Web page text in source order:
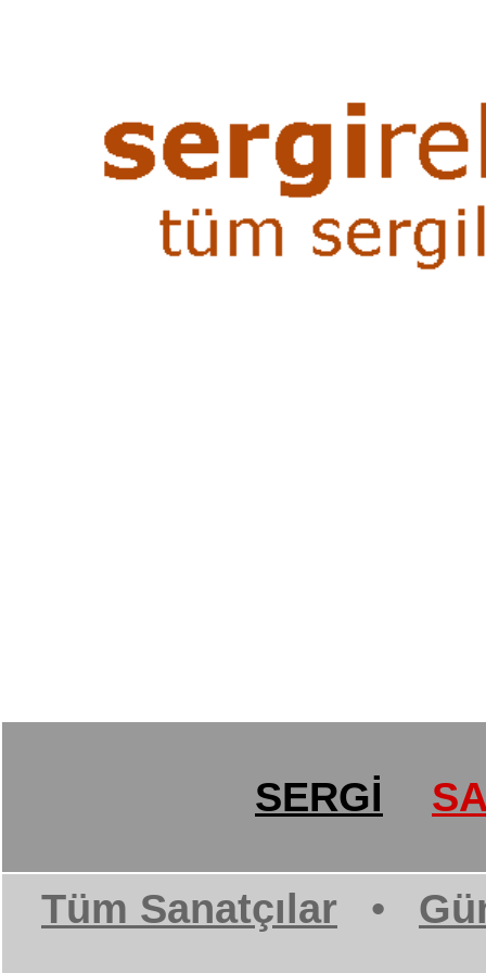
SERGİ
Tüm Sanatçılar •